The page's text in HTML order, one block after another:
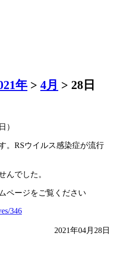
年 > 4月 > 28日
）
。RSウイルス感染症が流行
んでした。
ページをご覧ください
346
2021年04月28日